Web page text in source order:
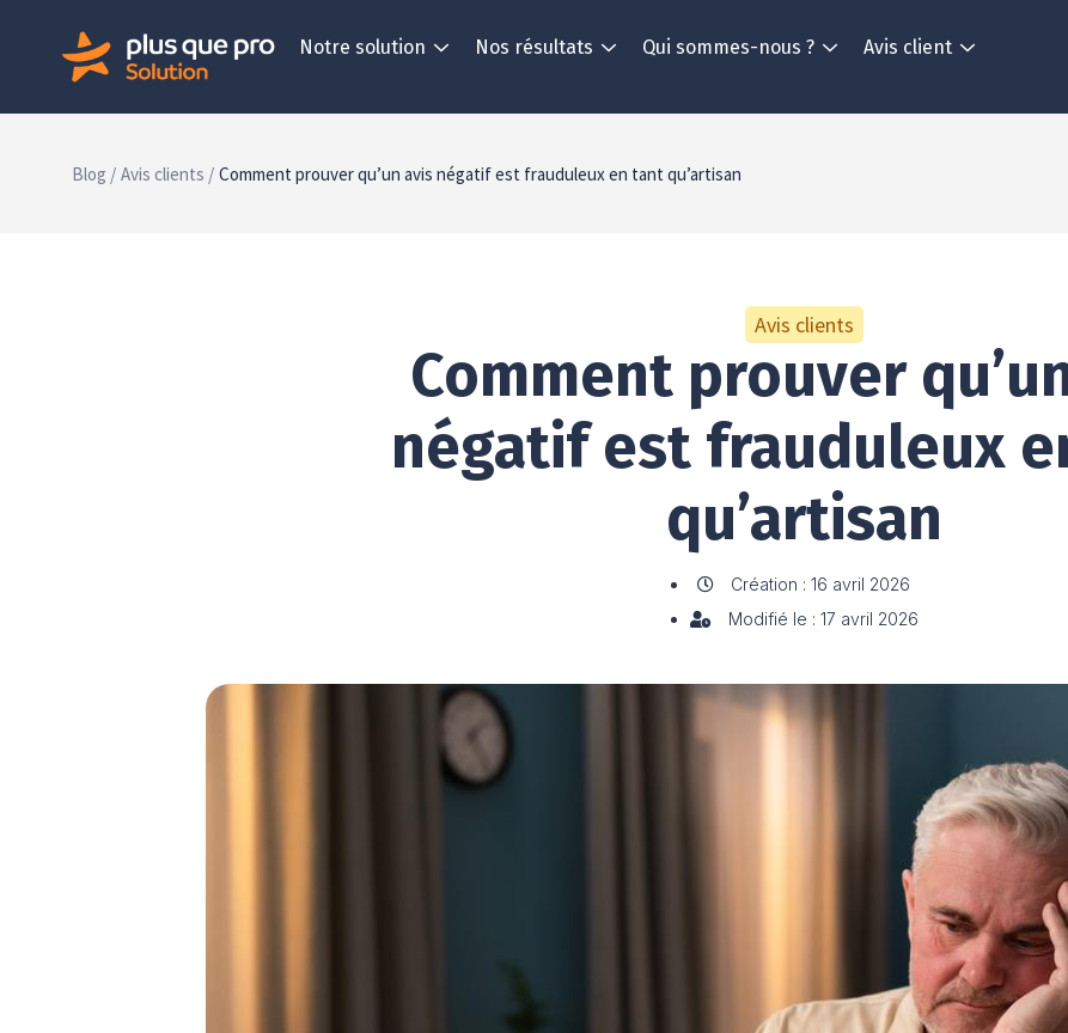
Notre solution Nos résultats Qui sommes-nous ? Avis client
Blog / Avis clients / Comment prouver qu’un avis négatif est frauduleux en tant qu’artisan
Avis clients
Comment prouver
négatif est frauduleux
qu’artisan
Création : 16 avril 2026
Modifié le : 17 avril 2026